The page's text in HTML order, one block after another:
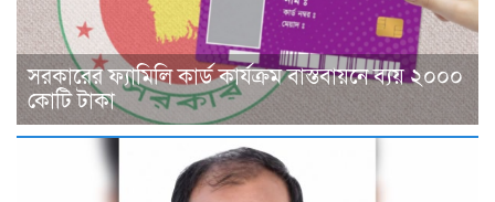
সরকারের ফ্যামিলি কার্ড কার্যক্রম বাস্তবায়নে ব্যয় ২০০০
কোটি টাকা